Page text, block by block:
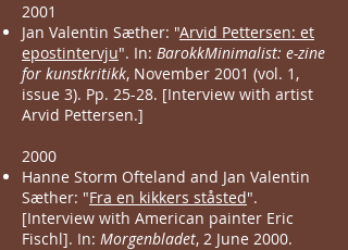
2001
Jan Valentin Sæther: "Arvid Pettersen: et
epostintervju". In: BarokkMinimalist: e-zine
for kunstkritikk, November 2001 (vol. 1,
issue 3). Pp. 25-28. [Interview with artist
Arvid Pettersen.]
2000
Hanne Storm Ofteland and Jan Valentin
Sæther: "Fra en kikkers ståsted".
[Interview with American painter Eric
Fischl]. In: Morgenbladet, 2 June 2000.